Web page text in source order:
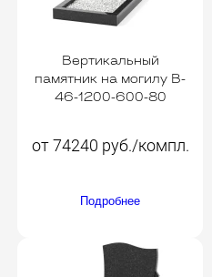
Вертикальный
памятник на могилу B-
46-1200-600-80
от 74240 руб./компл.
Подробнее